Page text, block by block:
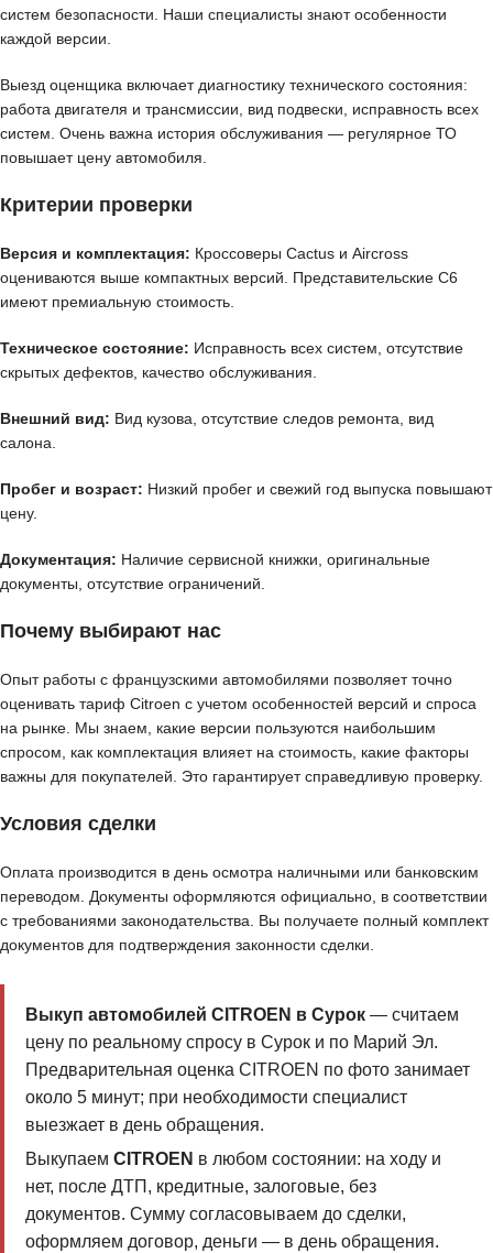
систем безопасности. Наши специалисты знают особенности
каждой версии.
Выезд оценщика включает диагностику технического состояния:
работа двигателя и трансмиссии, вид подвески, исправность всех
систем. Очень важна история обслуживания — регулярное ТО
повышает цену автомобиля.
Критерии проверки
Версия и комплектация: Кроссоверы Cactus и Aircross
оцениваются выше компактных версий. Представительские C6
имеют премиальную стоимость.
Техническое состояние: Исправность всех систем, отсутствие
скрытых дефектов, качество обслуживания.
Внешний вид: Вид кузова, отсутствие следов ремонта, вид
салона.
Пробег и возраст: Низкий пробег и свежий год выпуска повышают
цену.
Документация: Наличие сервисной книжки, оригинальные
документы, отсутствие ограничений.
Почему выбирают нас
Опыт работы с французскими автомобилями позволяет точно
оценивать тариф Citroen с учетом особенностей версий и спроса
на рынке. Мы знаем, какие версии пользуются наибольшим
спросом, как комплектация влияет на стоимость, какие факторы
важны для покупателей. Это гарантирует справедливую проверку.
Условия сделки
Оплата производится в день осмотра наличными или банковским
переводом. Документы оформляются официально, в соответствии
с требованиями законодательства. Вы получаете полный комплект
документов для подтверждения законности сделки.
Выкуп автомобилей CITROEN в Сурок— считаем
цену по реальному спросу в Сурок и по Марий Эл.
Предварительная оценка CITROEN по фото занимает
около 5 минут; при необходимости специалист
выезжает в день обращения.
Выкупаем CITROEN в любом состоянии: на ходу и
нет, после ДТП, кредитные, залоговые, без
документов. Сумму согласовываем до сделки,
оформляем договор, деньги — в день обращения.